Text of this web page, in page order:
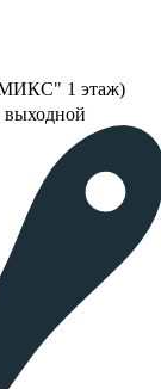
1 этаж)